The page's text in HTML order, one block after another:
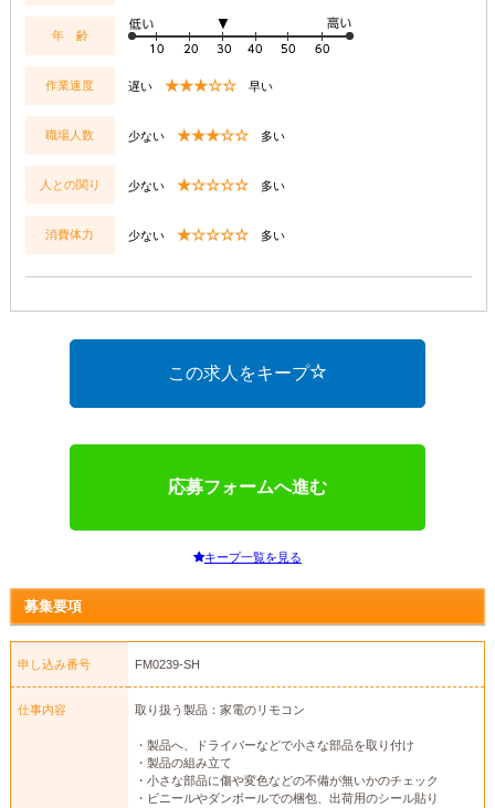
年 齢
作業速度 遅い ★★★☆☆早い
職場人数 少ない ★★★☆☆多い
人との関り 少ない ★☆☆☆☆多い
消費体力 少ない ★☆☆☆☆多い
この求人をキープ
応募フォームへ進む
キープ一覧を見る
募集要項
申し込み番号 FM0239-SH
仕事内容 取り扱う製品：家電のリモコン
・製品へ、ドライバーなどで小さな部品を取り付け
・製品の組み立て
・小さな部品に傷や変色などの不備が無いかのチェック
・ビニールやダンボールでの梱包、出荷用のシール貼り